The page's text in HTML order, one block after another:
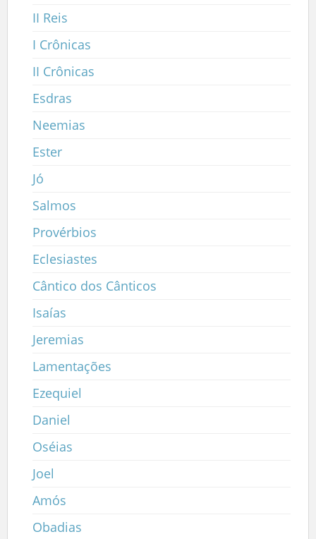
II Reis
I Crônicas
II Crônicas
Esdras
Neemias
Ester
Jó
Salmos
Provérbios
Eclesiastes
Cântico dos Cânticos
Isaías
Jeremias
Lamentações
Ezequiel
Daniel
Oséias
Joel
Amós
Obadias